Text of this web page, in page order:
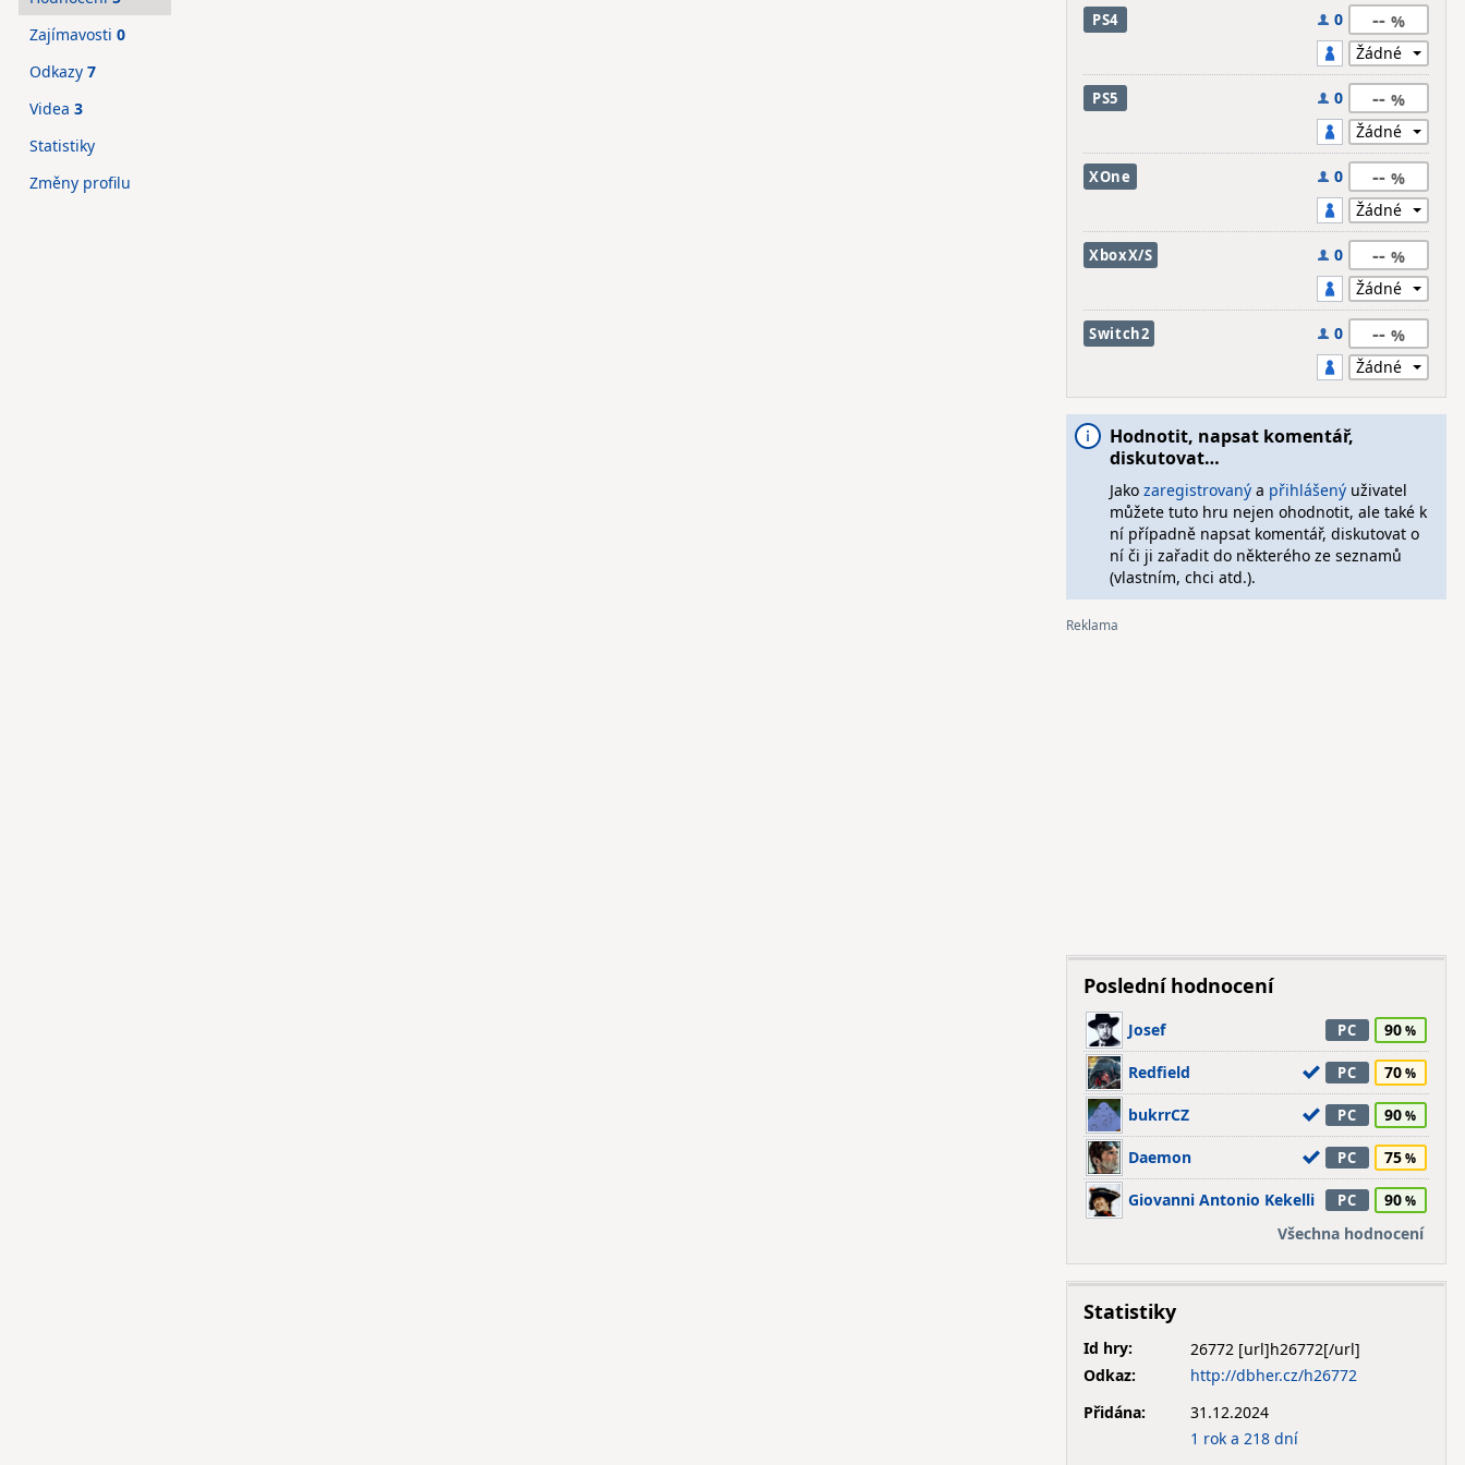
Zajímavosti 0
Odkazy 7
Videa 3
Statistiky
Změny profilu
PS4 0 --
PS5 0 --
XOne 0 --
XboxX/S 0 --
Switch2 0 --
Hodnotit, napsat komentář,
diskutovat…
Jako zaregistrovanýa přihlášenýuživatel
můžete tuto hru nejen ohodnotit, ale také k
ní případně napsat komentář, diskutovat o
ní či ji zařadit do některého ze seznamů
(vlastním, chci atd.).
Poslední hodnocení
Josef PC 90
Redfield PC 70
bukrrCZ PC 90
Daemon PC 75
Giovanni Antonio Kekelli PC
90
Všechna hodnocení
Statistiky
Id hry:
26772
Odkaz:
http://dbher.cz/h26772
Přidána:
31.12.2024
1 rok a 218 dní